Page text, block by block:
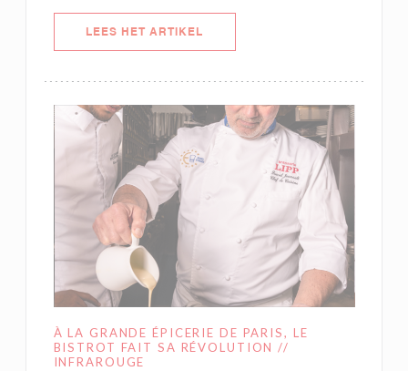
LEES HET ARTIKEL
À LA GRANDE ÉPICERIE DE PARIS, LE
BISTROT FAIT SA RÉVOLUTION //
INFRAROUGE